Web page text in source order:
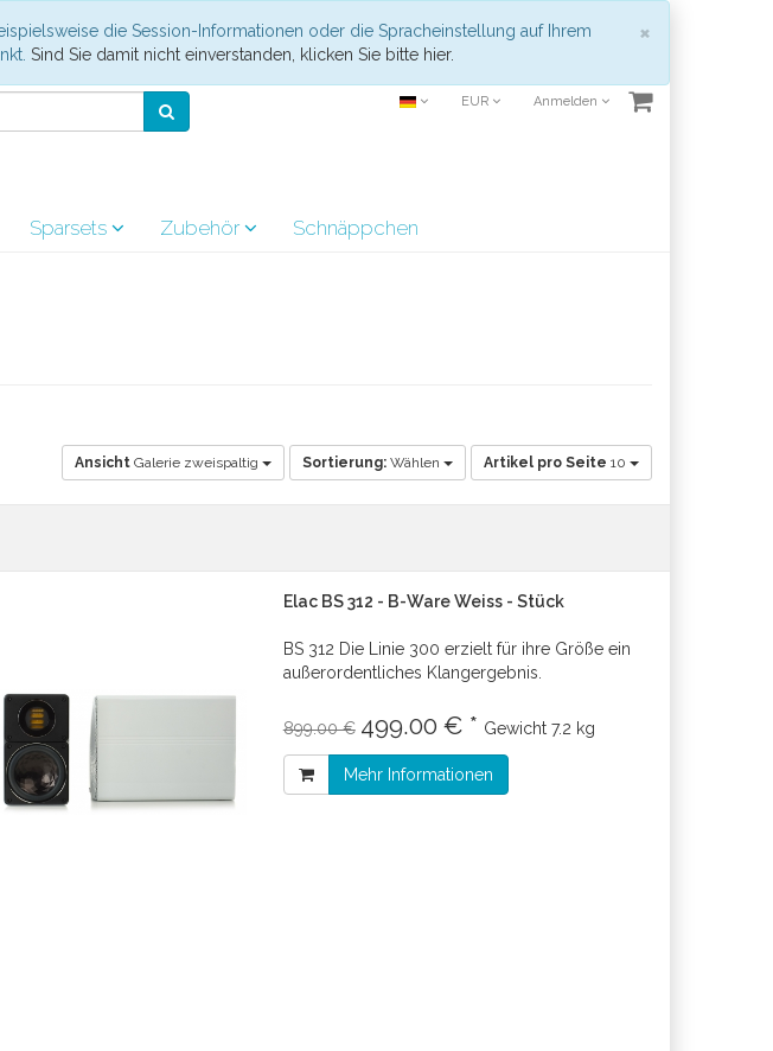
×
die Session-Informationen oder die Spracheinstellung auf Ihrem
Sind Sie damit nicht einverstanden, klicken Sie bitte hier.
EUR Anmelden
Sparsets Zubehör Schnäppchen
Ansicht Galerie zweispaltig Sortierung: Wählen Artikel pro Seite 10
Elac BS 312 - B-Ware Weiss - Stück
BS 312 Die Linie 300 erzielt für ihre Größe ein
außerordentliches Klangergebnis.
899.00 € 499.00 € * Gewicht 7.2 kg
Mehr Informationen